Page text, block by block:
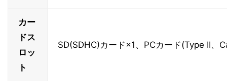
カー
ドス
ロッ
ト
SD(SDHC)カード×1、PCカード(Type II、